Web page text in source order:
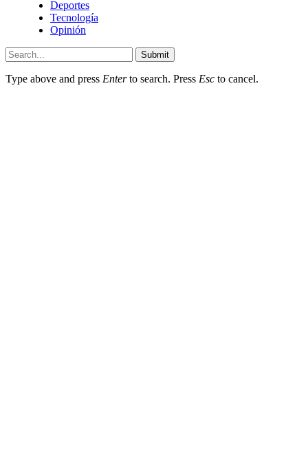
Deportes
Tecnología
Opinión
Submit
Type above and press Enterto search. Press Esc to cancel.